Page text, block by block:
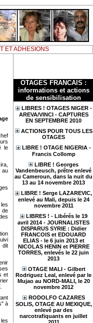
ET ADHESIONS
OTAGES FRANCAIS :
informations et actions
de sensibilisation
LIBRES ! OTAGES NIGER -
AREVA/VINCI - CAPTURES
EN SEPTEMBRE 2010
ACTIONS POUR TOUS LES
OTAGES
LIBRE ! OTAGE NIGERIA -
Francis Collomp
LIBRE ! Georges
Vandenbeusch, prêtre enlevé
au Cameroun, dans la nuit du
13 au 14 novembre 2013
LIBRE ! Serge LAZAREVIC,
enlevé au Mali, depuis le 24
novembre 2011
LIBRES ! - Libérés le 19
avril 2014 - JOURNALISTES
DISPARUS SYRIE : Didier
FRANCOIS et EDOUARD
ELIAS - le 6 juin 2013 et
NICOLAS HENIN et PIERRE
TORRES, enlevés le 22 juin
2013
OTAGE MALI - Gilbert
Rodriguez Leal, enlevé par le
Mujao au NORD-MALI, le 20
novembre 2012
RODOLFO CAZARES
SOLIS, OTAGE AU MEXIQUE,
enlevé par des
narcotrafiquants en juillet
le
au
de
dit
et
à